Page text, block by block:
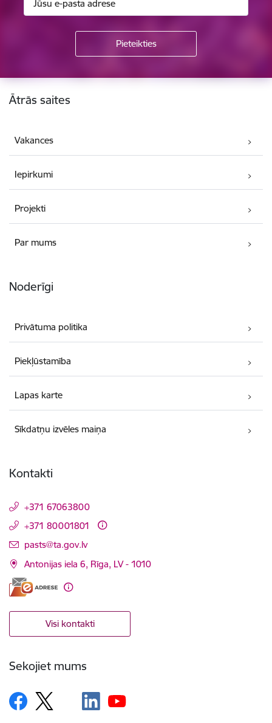
Kājene
Ātrās saites
Vakances
Iepirkumi
Projekti
Par mums
Noderīgi
Privātuma politika
Piekļūstamība
Lapas karte
Sīkdatņu izvēles maiņa
Kontakti
+371 67063800
+371 80001801
E-pasts:
pasts@ta.gov.lv
Antonijas iela 6, Rīga, LV - 1010
Visi kontakti
Sekojiet mums